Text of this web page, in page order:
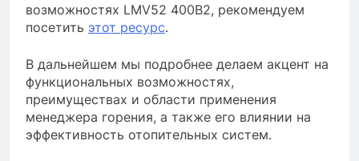
возможностях LMV52 400B2, рекомендуем
посетить этот ресурс.
В дальнейшем мы подробнее делаем акцент на
функциональных возможностях,
преимуществах и области применения
менеджера горения, а также его влиянии на
эффективность отопительных систем.